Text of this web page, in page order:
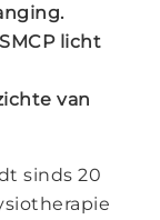
licht
van
sinds 20